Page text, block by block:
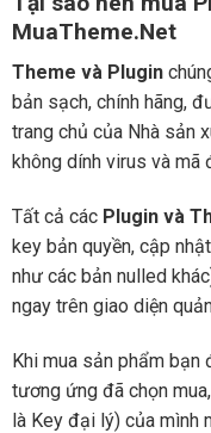
MuaTheme.Net
Theme và Plugin
bản sạch, chính hãng,
trang chủ của Nhà sản
không dính virus và mã
Tất cả các Plugin và
key bản quyền, cập
như các bản nulled
ngay trên giao diện
Khi mua sản phẩm bạn
tương ứng đã chọn
là Key đại lý) của mình